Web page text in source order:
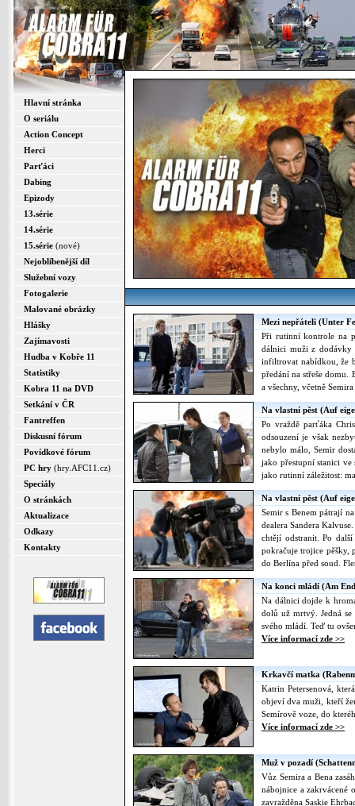
Hlavní stránka
O seriálu
Action Concept
Herci
Parťáci
Dabing
Epizody
13.série
14.série
15.série (nové)
Nejoblíbenější díl
Služební vozy
Fotogalerie
Malované obrázky
Hlášky
Zajímavosti
Hudba v Kobře 11
Statistiky
Kobra 11 na DVD
Setkání v ČR
Fantreffen
Diskusní fórum
Povídkové fórum
PC hry (hry.AFC11.cz)
Speciály
O stránkách
Aktualizace
Odkazy
Kontakty
Mezi nepřáteli (Unter
Při rutinní kontrole na
dálnici muži z dodávky
infiltrovat nabídkou, že
předání na střeše
a všechny, včetně
Na vlastní pěst (Auf
Po vraždě parťáka
odsouzení je však
nebylo málo, Semir
jako přestupní stanici
jako rutinní záležitost:
Na vlastní pěst (Auf
Semir s Benem pátrají
dealera Sandera
chtějí odstranit. Po
pokračuje trojice pěšky,
do Berlína před soud.
Na konci mládí (Am
Na dálnici dojde k
dolů už mrtvý. Jedná
svého mládí. Teď tu
Více informací zde >>
Krkavčí matka
Katrin Petersenová,
objeví dva muži, kteří
Semírově voze, do
Více informací zde >>
Muž v pozadí
Vůz Semira a Bena
nábojnice a zakrvácené
zavražděna Saskie